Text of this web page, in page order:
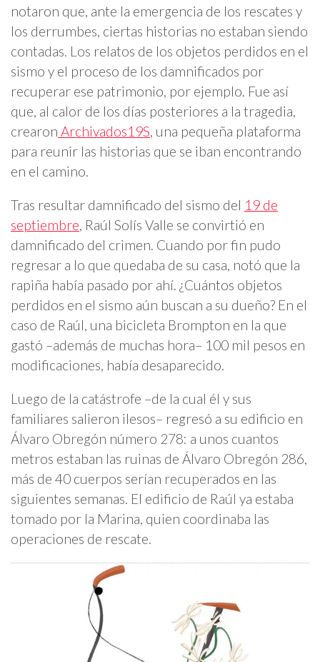
notaron que, ante la emergencia de los rescates y
los derrumbes, ciertas historias no estaban siendo
contadas. Los relatos de los objetos perdidos en el
sismo y el proceso de los damnificados por
recuperar ese patrimonio, por ejemplo. Fue así
que, al calor de los días posteriores a la tragedia,
crearon Archivados19S , una pequeña plataforma
para reunir las historias que se iban encontrando
en el camino.
Tras resultar damnificado del sismo del 19 de
septiembre, Raúl Solís Valle se convirtió en
damnificado del crimen. Cuando por fin pudo
regresar a lo que quedaba de su casa, notó que la
rapiña había pasado por ahí. ¿Cuántos objetos
perdidos en el sismo aún buscan a su dueño? En el
caso de Raúl, una bicicleta Brompton en la que
gastó –además de muchas hora– 100 mil pesos en
modificaciones, había desaparecido.
Luego de la catástrofe –de la cual él y sus
familiares salieron ilesos– regresó a su edificio en
Álvaro Obregón número 278: a unos cuantos
metros estaban las ruinas de Álvaro Obregón 286,
más de 40 cuerpos serían recuperados en las
siguientes semanas. El edificio de Raúl ya estaba
tomado por la Marina, quien coordinaba las
operaciones de rescate.